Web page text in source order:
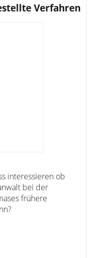
Verfahren
interessieren ob
bei der
frühere